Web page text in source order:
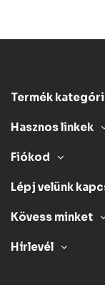
Termék
Hasznos linkek
Fiókod
Lépj velünk
Kövess minket
Hírlevél